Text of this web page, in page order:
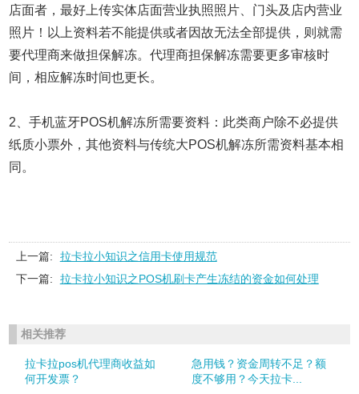
店面者，最好上传实体店面营业执照照片、门头及店内营业
照片！以上资料若不能提供或者因故无法全部提供，则就需
要代理商来做担保解冻。代理商担保解冻需要更多审核时
间，相应解冻时间也更长。
2、手机蓝牙POS机解冻所需要资料：此类商户除不必提供
纸质小票外，其他资料与传统大POS机解冻所需资料基本相
同。
上一篇:
拉卡拉小知识之信用卡使用规范
下一篇:
拉卡拉小知识之POS机刷卡产生冻结的资金如何处理
相关推荐
拉卡拉pos机代理商收益如
何开发票？
急用钱？资金周转不足？额
度不够用？今天拉卡...